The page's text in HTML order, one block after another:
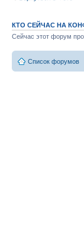
КТО СЕЙЧАС НА
Сейчас этот форум
Список форумов